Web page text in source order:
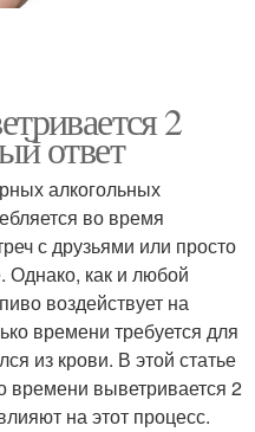
2
ответ
алкогольных
во время
с друзьями или просто
Однако, как и любой
воздействует на
времени требуется для
из крови. В этой статье
времени выветривается 2
на этот процесс.